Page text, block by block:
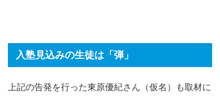
入塾見込みの生徒は「弾」
上記の告発を行った東原優紀さん（仮名）も取材に